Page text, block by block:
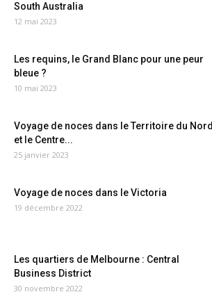
South Australia
12 mai 2023
Les requins, le Grand Blanc pour une peur
bleue ?
10 mai 2023
Voyage de noces dans le Territoire du Nord
et le Centre...
25 janvier 2023
Voyage de noces dans le Victoria
19 décembre 2022
Les quartiers de Melbourne : Central
Business District
30 novembre 2022